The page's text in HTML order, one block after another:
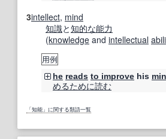
3intellect, mind
知識と知的な能力
(knowledge and intellectual
用例
he reads to improve his
めるために読む
「知能」に関する類語一覧